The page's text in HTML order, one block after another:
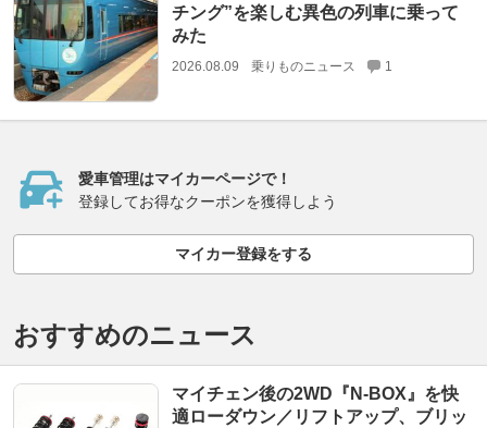
チング”を楽しむ異色の列車に乗って
みた
2026.08.09 乗りものニュース 1
愛車管理はマイカーページで！
登録してお得なクーポンを獲得しよう
マイカー登録をする
おすすめのニュース
マイチェン後の2WD『N-BOX』を快
適ローダウン／リフトアップ、ブリッ